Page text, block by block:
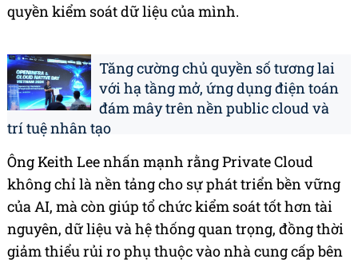
quyền kiểm soát dữ liệu của mình.
Tăng cường chủ quyền số tương lai
với hạ tầng mở, ứng dụng điện toán
đám mây trên nền public cloud và
trí tuệ nhân tạo
Ông Keith Lee nhấn mạnh rằng Private Cloud
không chỉ là nền tảng cho sự phát triển bền vững
của AI, mà còn giúp tổ chức kiểm soát tốt hơn tài
nguyên, dữ liệu và hệ thống quan trọng, đồng thời
giảm thiểu rủi ro phụ thuộc vào nhà cung cấp bên